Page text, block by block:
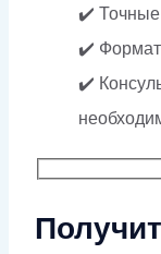
✔️ Точные
✔️ Формат
✔️